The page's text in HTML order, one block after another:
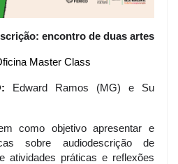
encontro de duas artes
Master Class
Edward Ramos (MG) e Su
como objetivo apresentar e
sobre audiodescrição de
atividades práticas e reflexões